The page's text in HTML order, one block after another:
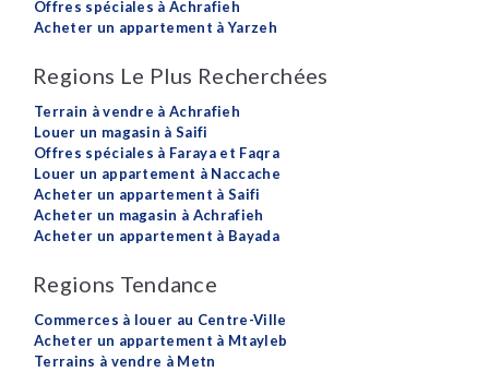
Offres spéciales à Achrafieh
Acheter un appartement à Yarzeh
Regions Le Plus Recherchées
Terrain à vendre à Achrafieh
Louer un magasin à Saifi
Offres spéciales à Faraya et Faqra
Louer un appartement à Naccache
Acheter un appartement à Saifi
Acheter un magasin à Achrafieh
Acheter un appartement à Bayada
Regions Tendance
Commerces à louer au Centre-Ville
Acheter un appartement à Mtayleb
Terrains à vendre à Metn